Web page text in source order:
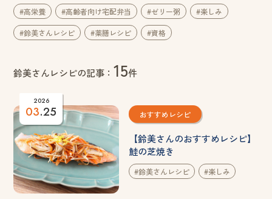
#高栄養 #高齢者向け宅配弁当 #ゼリー粥 #楽しみ
#鈴美さんレシピ #薬膳レシピ #資格
鈴美さんレシピの記事： 15件
2026
03.25 おすすめレシピ
【鈴美さんのおすすめレシピ】
鮭の芝焼き
#鈴美さんレシピ #楽しみ